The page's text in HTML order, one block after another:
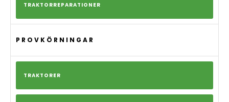
TRAKTORREPARATIONER
PROVKÖRNINGAR
TRAKTORER